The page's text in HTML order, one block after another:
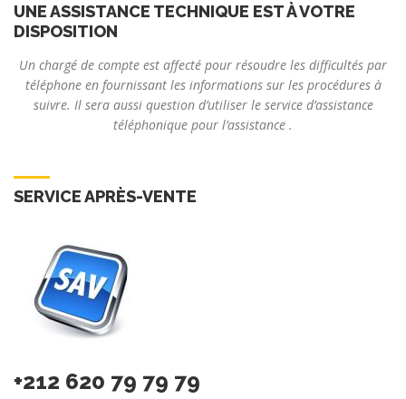
UNE ASSISTANCE TECHNIQUE EST À VOTRE
DISPOSITION
Un chargé de compte est affecté pour résoudre les difficultés par
téléphone en fournissant les informations sur les procédures à
suivre. Il sera aussi question d’utiliser le service d’assistance
téléphonique pour l’assistance .
SERVICE APRÈS-VENTE
+212 620 79 79 79